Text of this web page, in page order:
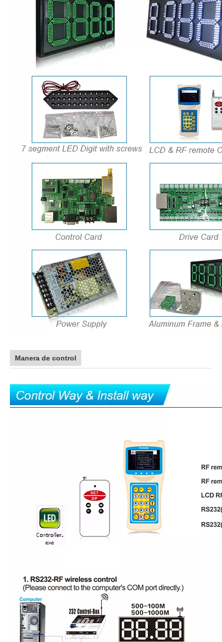
Manera de control